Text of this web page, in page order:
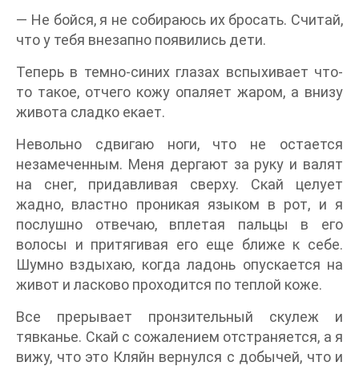
— Не бойся, я не собираюсь их бросать. Считай,
что у тебя внезапно появились дети.
Теперь в темно-синих глазах вспыхивает что-
то такое, отчего кожу опаляет жаром, а внизу
живота сладко екает.
Невольно сдвигаю ноги, что не остается
незамеченным. Меня дергают за руку и валят
на снег, придавливая сверху. Скай целует
жадно, властно проникая языком в рот, и я
послушно отвечаю, вплетая пальцы в его
волосы и притягивая его еще ближе к себе.
Шумно вздыхаю, когда ладонь опускается на
живот и ласково проходится по теплой коже.
Все прерывает пронзительный скулеж и
тявканье. Скай с сожалением отстраняется, а я
вижу, что это Кляйн вернулся с добычей, что и